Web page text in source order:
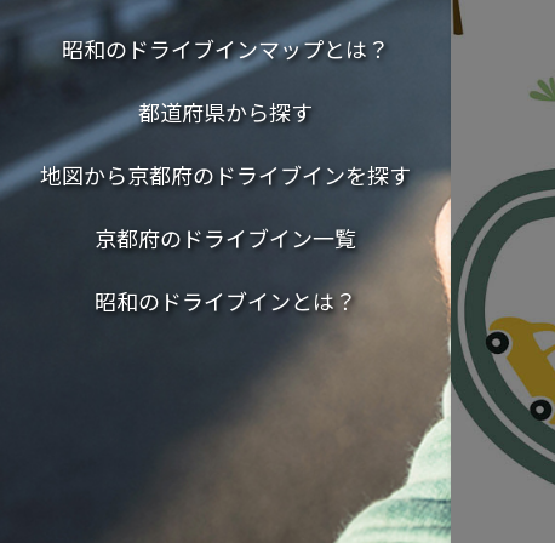
昭和のドライブインマップとは？
都道府県から探す
地図から京都府のドライブインを探す
京都府のドライブイン一覧
昭和のドライブインとは？